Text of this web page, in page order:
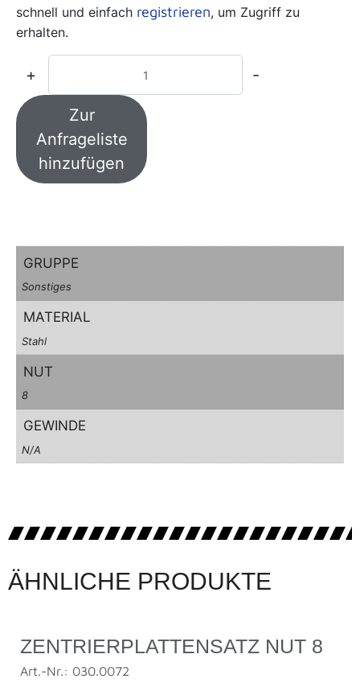
schnell und einfach registrieren, um Zugriff zu
erhalten.
+ -
Zur
Anfrageliste
hinzufügen
GRUPPE
Sonstiges
MATERIAL
Stahl
NUT
8
GEWINDE
N/A
ÄHNLICHE PRODUKTE
ZENTRIERPLATTENSATZ NUT 8
Art.-Nr.: 030.0072